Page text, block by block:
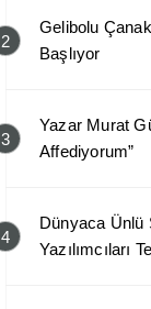
2
Gelibolu
Başlıyor
3
Yazar Murat
Affediyorum”
4
Dünyaca Ünlü
Yazılımcıları